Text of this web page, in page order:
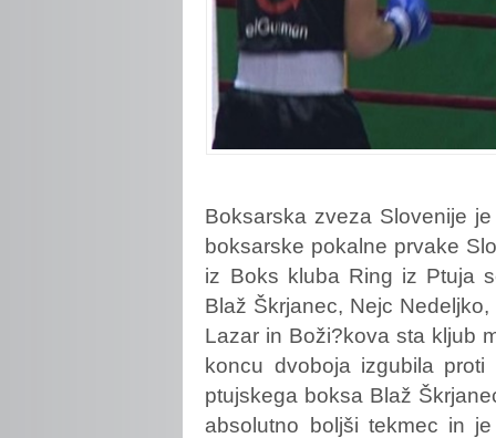
Boksarska zveza Slovenije
boksarske pokalne prvake
iz Boks kluba Ring iz Ptuja
Blaž Škrjanec, Nejc
Lazar in Boži?kova sta kljub
koncu dvoboja izgubila proti
ptujskega boksa Blaž
absolutno boljši tekmec in